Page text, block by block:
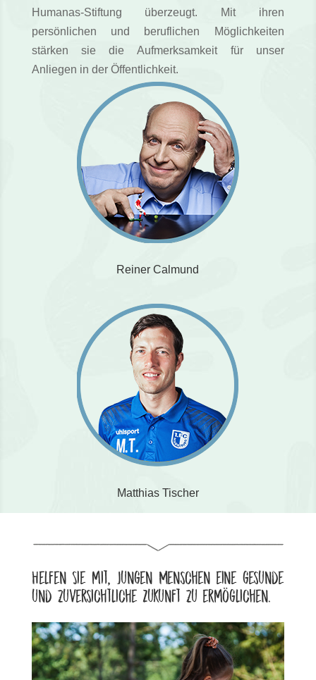
Humanas-Stiftung überzeugt. Mit ihren
persönlichen und beruflichen Möglichkeiten
stärken sie die Aufmerksamkeit für unser
Anliegen in der Öffentlichkeit.
Reiner Calmund
Matthias Tischer
Helfen Sie mit, jungen Menschen eine gesunde
und zuversichtliche Zukunft zu ermöglichen.